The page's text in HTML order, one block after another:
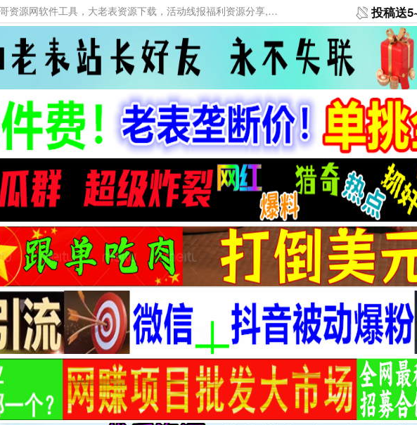
本网站提供资源工具下载，大老表资源工具，大表哥资源网软件工具，大老表资源下载，活动线报福利资源分享,活动线报，大型网游经典游戏，网络热门技术游戏辅助交流与分享。 投稿送